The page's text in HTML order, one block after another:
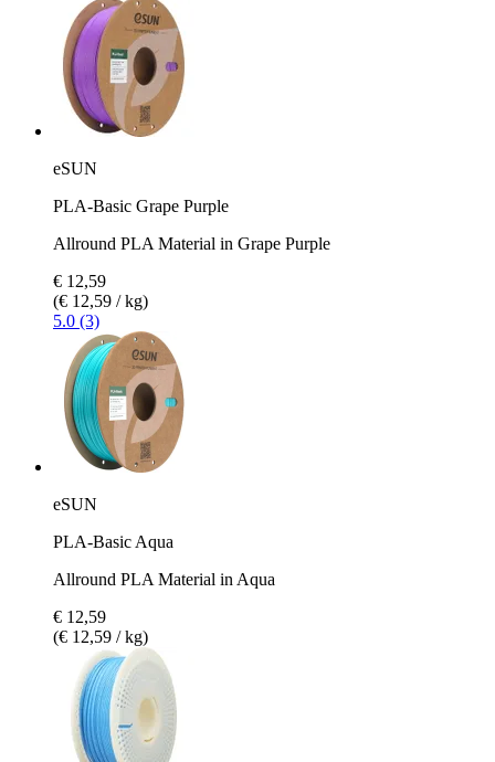
eSUN
PLA-Basic Grape Purple
Allround PLA Material in Grape Purple
€ 12,59
(€ 12,59 / kg)
5.0 (3)
eSUN
PLA-Basic Aqua
Allround PLA Material in Aqua
€ 12,59
(€ 12,59 / kg)